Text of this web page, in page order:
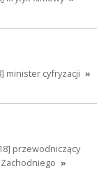
minister cyfryzacji »
przewodniczący
»